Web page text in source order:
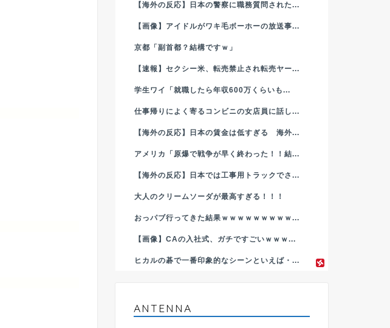
【海外の反応】日本の警察に職務質問された...
【画像】アイドルがワキ毛ボーホーの放送事...
京都「副首都？結構ですｗ」
【速報】セクシー米、転売禁止され転売ヤー...
学生ワイ「就職したら年収600万くらいも...
仕事帰りによく寄るコンビニの女店員に話し...
【海外の反応】日本の賃金は低すぎる 海外...
アメリカ「原爆で戦争が早く終わった！！結...
【海外の反応】日本では工事用トラックでさ...
大人のクリームソーダが最高すぎる！！！
おっパブ行ってきた結果ｗｗｗｗｗｗｗｗｗ...
【画像】CAの入社式、ガチですごいｗｗｗ...
ヒカルの碁で一番印象的なシーンといえば・...
ANTENNA